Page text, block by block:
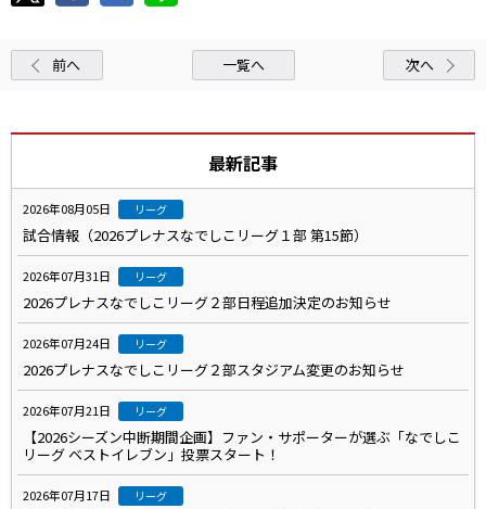
前へ 一覧へ 次へ
最新記事
2026年08月05日 リーグ
試合情報（2026プレナスなでしこリーグ１部 第15節）
2026年07月31日 リーグ
2026プレナスなでしこリーグ２部日程追加決定のお知らせ
2026年07月24日 リーグ
2026プレナスなでしこリーグ２部スタジアム変更のお知らせ
2026年07月21日 リーグ
【2026シーズン中断期間企画】ファン・サポーターが選ぶ「なでしこ
リーグ ベストイレブン」投票スタート！
2026年07月17日 リーグ